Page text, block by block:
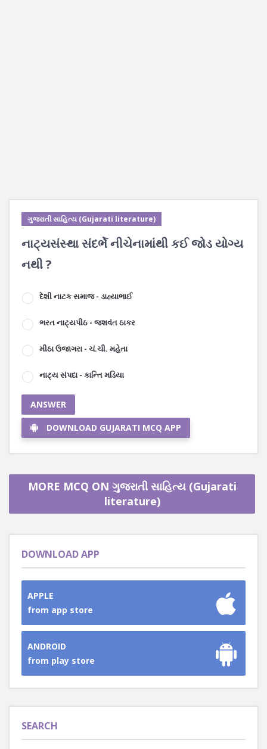
ગુજરાતી સાહિત્ય (Gujarati literature)
નાટ્યસંસ્થા સંદર્ભે નીચેનામાંથી કઈ જોડ યોગ્ય
નથી ?
દેશી નાટક સમાજ - ડાહ્યાભાઈ
ભરત નાટ્યપીઠ - જશવંત ઠાકર
મીઠા ઉજાગરા - ચં.ચી. મહેતા
નાટ્ય સંપદા - કાન્તિ મડિયા
ANSWER
DOWNLOAD GUJARATI MCQ APP
MORE MCQ ON ગુજરાતી સાહિત્ય (Gujarati
literature)
DOWNLOAD APP
APPLE
from app store
ANDROID
from play store
SEARCH